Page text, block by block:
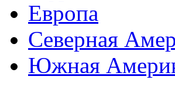
Европа
Северная
Южная